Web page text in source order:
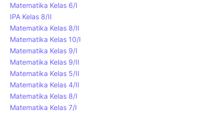
Matematika Kelas 6/I
IPA Kelas 8/II
Matematika Kelas 8/II
Matematika Kelas 10/I
Matematika Kelas 9/I
Matematika Kelas 9/II
Matematika Kelas 5/II
Matematika Kelas 4/II
Matematika Kelas 8/I
Matematika Kelas 7/I